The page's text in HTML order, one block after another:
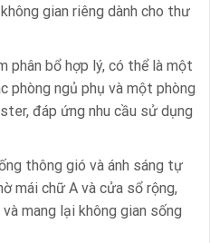
gian riêng dành cho thư
phân bổ hợp lý, có thể là một
phòng ngủ phụ và một phòng
đáp ứng nhu cầu sử dụng
thông gió và ánh sáng tự
mái chữ A và cửa sổ rộng,
mang lại không gian sống